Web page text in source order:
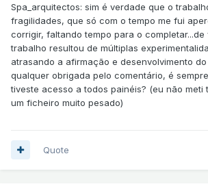
Spa_arquitectos: sim é verdade que o
fragilidades, que só com o tempo me fui
corrigir, faltando tempo para o
trabalho resultou de múltiplas
atrasando a afirmação e desenvolvimento do
qualquer obrigada pelo comentário, é
tiveste acesso a todos painéis? (eu não
um ficheiro muito pesado)
Quote